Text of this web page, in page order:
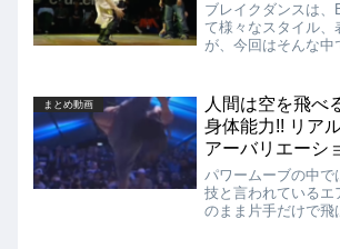
ブレイクダンスは、
て様々なスタイル、
が、今回はそんな中
まとめ動画
人間は空を飛べ
身体能力!! リア
アーバリエーシ
パワームーブの中で
技と言われているエ
のまま片手だけで飛